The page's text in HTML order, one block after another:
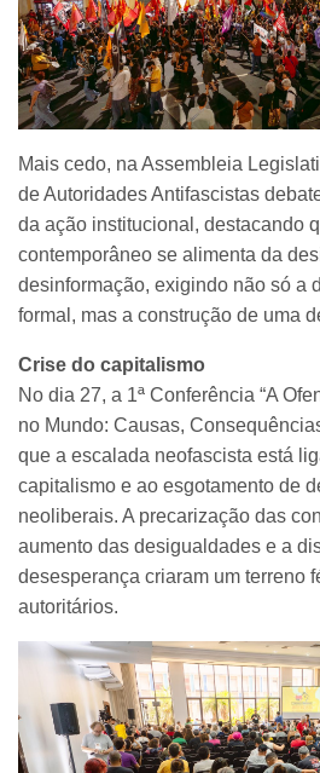
Mais cedo, na Assembleia
de Autoridades Antifascistas
da ação institucional, destacando
contemporâneo se alimenta da
desinformação, exigindo não só a
formal, mas a construção de uma
Crise do capitalismo
No dia 27, a 1ª Conferência “A
no Mundo: Causas,
que a escalada neofascista está
capitalismo e ao esgotamento de
neoliberais. A precarização das
aumento das desigualdades e a
desesperança criaram um terreno
autoritários.